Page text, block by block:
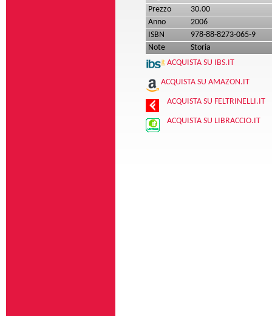
Prezzo
30.00
Anno
2006
ISBN
978-88-8273-065-9
Note
Storia
ACQUISTA SU IBS.IT
ACQUISTA SU AMAZON.IT
ACQUISTA SU FELTRINELLI.IT
ACQUISTA SU LIBRACCIO.IT